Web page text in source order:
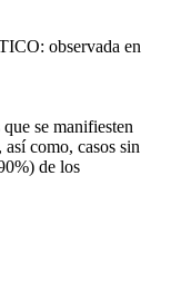
observada en
se manifiesten
como, casos sin
de los